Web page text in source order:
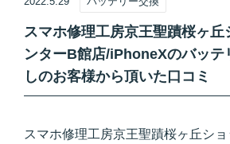
スマホ修理工房京王聖蹟桜ヶ丘
ンターB館店/iPhoneXのバッテ
しのお客様から頂いた口コミ
スマホ修理工房京王聖蹟桜ヶ丘シ